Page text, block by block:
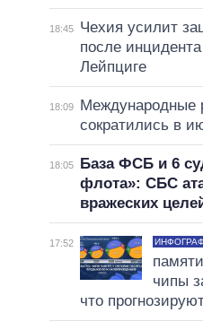
18:45
Чехия усилит
после
Лейпциге
18:09
Международные
сократились в
18:05
База ФСБ и 6
флота»: СБС
вражеских
17:52
чипы
что